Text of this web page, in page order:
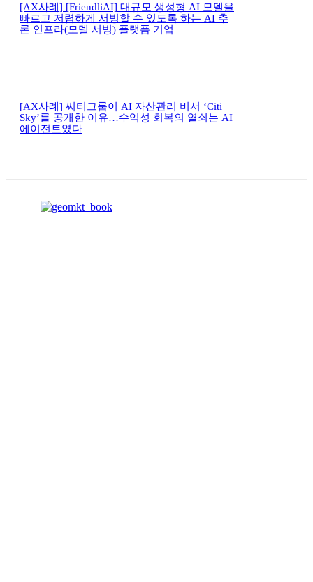
[AX사례] [FriendliAI] 대규모 생성형 AI 모델을
빠르고 저렴하게 서빙할 수 있도록 하는 AI 추
론 인프라(모델 서빙) 플랫폼 기업
[AX사례] 씨티그룹이 AI 자산관리 비서 ‘Citi
Sky’를 공개한 이유…수익성 회복의 열쇠는 AI
에이전트였다